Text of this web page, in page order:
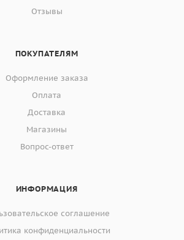
Отзывы
ПОКУПАТЕЛЯМ
Оформление заказа
Оплата
Доставка
Магазины
Вопрос-ответ
ИНФОРМАЦИЯ
соглашение
конфиденциальности